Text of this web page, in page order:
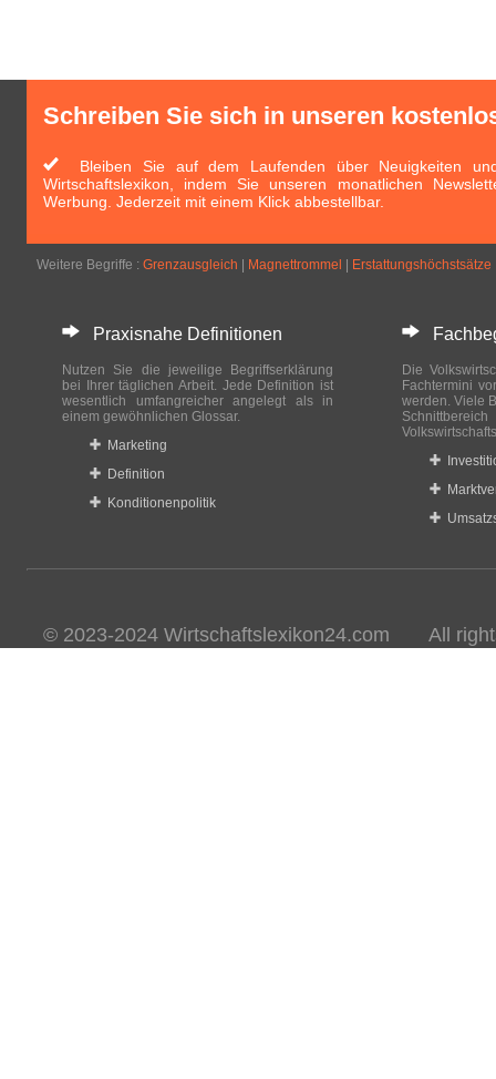
Schreiben Sie sich in unseren
Bleiben Sie auf dem Laufenden über Neuigkeiten
Wirtschaftslexikon, indem Sie unseren monatlichen
Werbung. Jederzeit mit einem Klick abbestellbar.
Weitere Begriffe : Grenzausgleich Magnettrommel Erstattungshöchstsätze
Praxisnahe Definitionen
Nutzen Sie die jeweilige Begriffserklärung
bei Ihrer täglichen Arbeit. Jede Definition ist
wesentlich umfangreicher angelegt als in
einem gewöhnlichen Glossar.
Marketing
Definition
Konditionenpolitik
Die
Fachtermini
werden. Viele
© 2023-2024 Wirtschaftslexikon24.com All